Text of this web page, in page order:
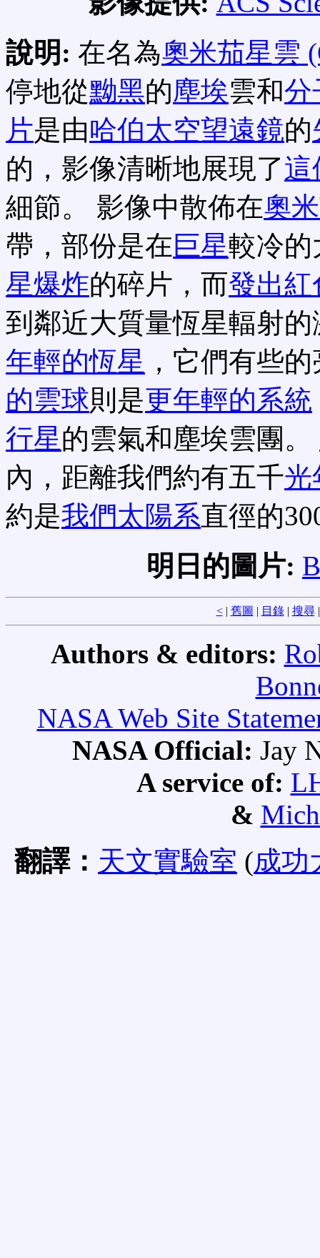
說明: 在名為奧米茄星雲
停地從黝黑的塵埃雲和分
片是由哈伯太空望遠鏡的
的，影像清晰地展現了這
細節。 影像中散佈在奧
帶，部份是在巨星較冷的
星爆炸的碎片，而發出
到鄰近大質量恆星輻射
年輕的恆星 ，它們有些
的雲球則是更年輕的系統
行星的雲氣和塵埃雲團。
內，距離我們約有五千光
約是我們太陽系直徑的
明日的圖片:
<| 舊圖 | 目錄| 搜尋
Authors & editors:
NASA Web Site
NASA Official: Jay
A service of:
&
翻譯： 天文實驗室 (成功